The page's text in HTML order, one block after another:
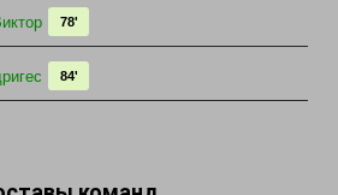
78'
84'